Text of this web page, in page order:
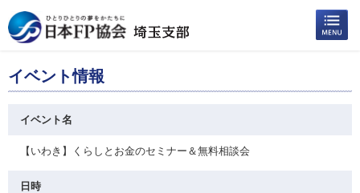
イベント情報
イベント名
【いわき】くらしとお金のセミナー＆無料相談会
日時